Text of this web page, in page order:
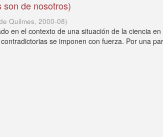
son de nosotros)
Quilmes,2000-08)
en el contexto de una situación de la ciencia
se imponen con fuerza. Por una